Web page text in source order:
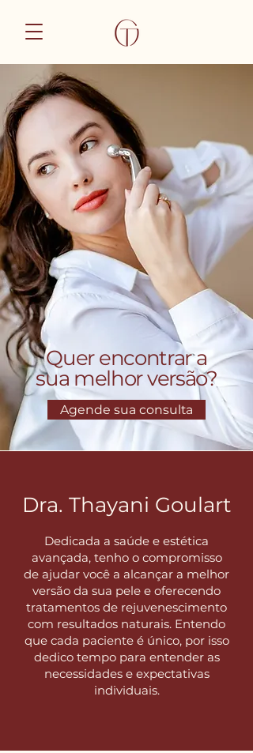
Quer encontrar a
sua melhor versão?
Agende sua consulta
Dra. Thayani Goulart
Dedicada a saúde e estética
avançada, tenho o compromisso
de ajudar você a alcançar a melhor
versão da sua pele e oferecendo
tratamentos de rejuvenescimento
com resultados naturais. Entendo
que cada paciente é único, por isso
dedico tempo para entender as
necessidades e expectativas
individuais.